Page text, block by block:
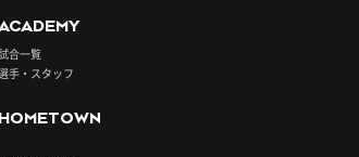
合一覧
手・スタッフ
HOMETOWN